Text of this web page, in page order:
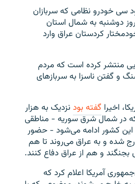
سی خودرو نظامی که سربازان
دوشنبه به شمال استان
کردستان عراق وارد
منتشر کرده است که مردم
و گفتن ناسزا به سربازهای
اخیرا گفته بود نزدیک به هزار
در شمال شرق سوریه - مناطقی
کشور ادامه می‌شود - حضور
شده و به عراق می‌روند تا هم
و هم از عراق دفاع کنند.
آمریکا اعلام کرد که